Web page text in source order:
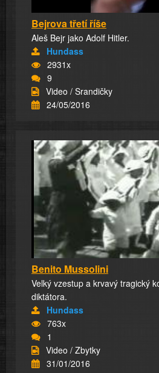
Bejrova třetí říše
Aleš Bejr jako Adolf Hitler.
Hundass
2931x
9
Video / Srandičky
24/05/2016
Benito Mussolini
Velký vzestup a krvavý tragický
diktátora.
Hundass
763x
1
Video / Zbytky
31/01/2016